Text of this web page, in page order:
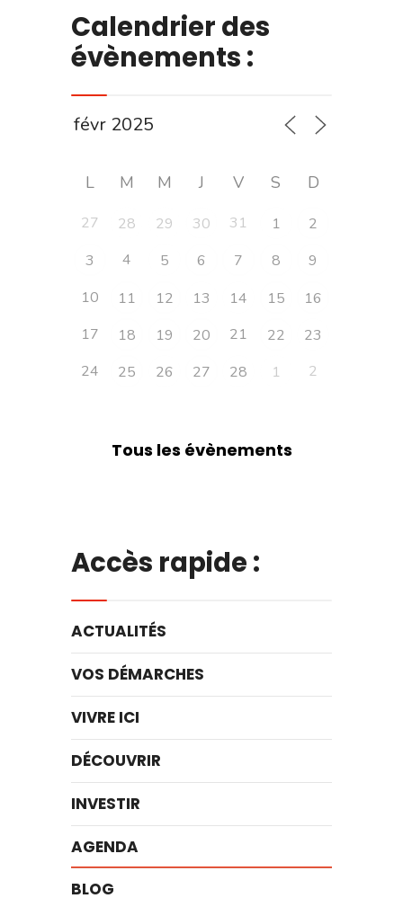
Calendrier des
évènements :
L M M J V S D
27 28 29 30 31 1
2
3
4 5 6 7 8
9
10
11 12 13 14 15
16
17
18 19 20 21 22
23
24
25 26 27 28 1 2
Tous les évènements
Accès rapide :
ACTUALITÉS
VOS DÉMARCHES
VIVRE ICI
DÉCOUVRIR
INVESTIR
AGENDA
BLOG